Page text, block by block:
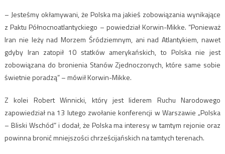
– Jesteśmy okłamywani, że Polska ma jakieś zobowiązania wynikające
z Paktu Północnoatlantyckiego – powiedział Korwin-Mikke. “Ponieważ
Iran nie leży nad Morzem Śródziemnym, ani nad Atlantykiem, nawet
gdyby Iran zatopił 10 statków amerykańskich, to Polska nie jest
zobowiązana do bronienia Stanów Zjednoczonych, które same sobie
świetnie poradzą” – mówił Korwin-Mikke.
Z kolei Robert Winnicki, który jest liderem Ruchu Narodowego
zapowiedział na 13 lutego zwołanie konferencji w Warszawie „Polska
– Bliski Wschód” i dodał, że Polska ma interesy w tamtym rejonie oraz
powinna bronić mniejszości chrześcijańskich na tamtych terenach.